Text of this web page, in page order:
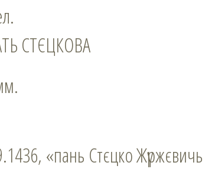
СТЄЦКОВА
«пань Стєцко